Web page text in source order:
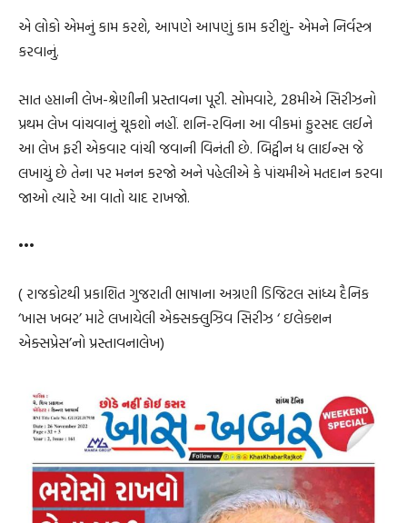
એ લોકો એમનું કામ કરશે, આપણે આપણું કામ કરીશું- એમને નિર્વસ્ત્ર
કરવાનું.
સાત હપ્તાની લેખ-શ્રેણીની પ્રસ્તાવના પૂરી. સોમવારે, 28મીએ સિરીઝનો
પ્રથમ લેખ વાંચવાનું ચૂકશો નહીં. શનિ-રવિના આ વીકમાં ફુરસદ લઈને
આ લેખ ફરી એકવાર વાંચી જવાની વિનંતી છે. બિટ્વીન ધ લાઈન્સ જે
લખાયું છે તેના પર મનન કરજો અને પહેલીએ કે પાંચમીએ મતદાન કરવા
જાઓ ત્યારે આ વાતો યાદ રાખજો.
•••
( રાજકોટથી પ્રકાશિત ગુજરાતી ભાષાના અગ્રણી ડિજિટલ સાંધ્ય દૈનિક
‘ખાસ ખબર’ માટે લખાયેલી એક્સક્લુઝિવ સિરીઝ ‘ ઇલેક્શન
એક્સપ્રેસ’નો પ્રસ્તાવનાલેખ)